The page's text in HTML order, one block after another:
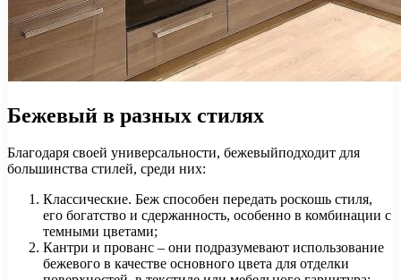
Бежевый в разных стилях
Благодаря своей универсальности, бежевыйподходит для
большинства стилей, среди них:
Классические. Беж способен передать роскошь стиля,
его богатство и сдержанность, особенно в комбинации с
темными цветами;
Кантри и прованс – они подразумевают использование
бежевого в качестве основного цвета для отделки